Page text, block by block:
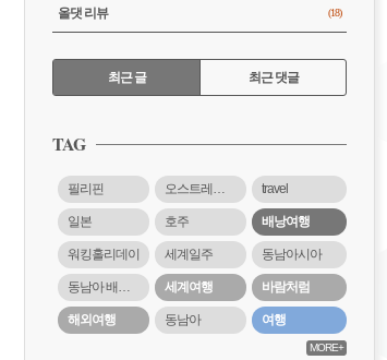
올댓 리뷰 (18)
RECENTLY
최근 글 최근 댓글
근
글
TAG
필리핀 오스트레일리아 travel
일본 호주 배낭여행
워킹홀리데이 세계일주 동남아시아
동남아 배낭여행 세계여행 바람처럼
해외여행 동남아 여행
MORE+